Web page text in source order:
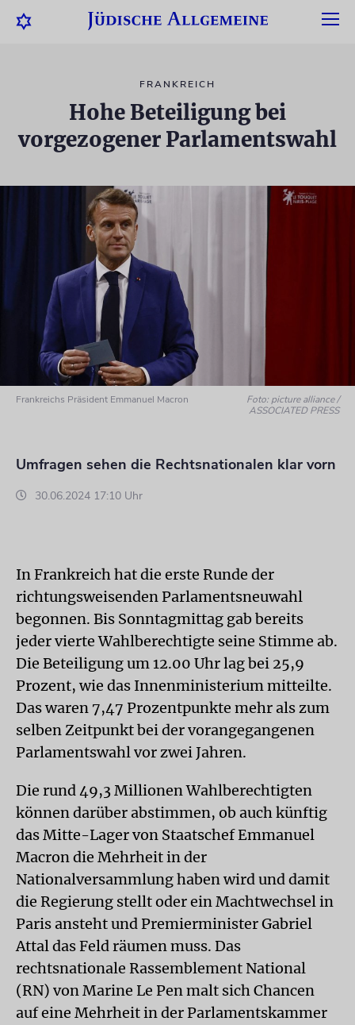
FRANKREICH
Hohe Beteiligung bei
vorgezogener Parlamentswahl
Frankreichs Präsident Emmanuel Macron
Foto: picture alliance /
ASSOCIATED PRESS
Umfragen sehen die Rechtsnationalen klar vorn
30.06.2024 17:10 Uhr
In Frankreich hat die erste Runde der
richtungsweisenden Parlamentsneuwahl
begonnen. Bis Sonntagmittag gab bereits
jeder vierte Wahlberechtigte seine Stimme ab.
Die Beteiligung um 12.00 Uhr lag bei 25,9
Prozent, wie das Innenministerium mitteilte.
Das waren 7,47 Prozentpunkte mehr als zum
selben Zeitpunkt bei der vorangegangenen
Parlamentswahl vor zwei Jahren.
Die rund 49,3 Millionen Wahlberechtigten
können darüber abstimmen, ob auch künftig
das Mitte-Lager von Staatschef Emmanuel
Macron die Mehrheit in der
Nationalversammlung haben wird und damit
die Regierung stellt oder ein Machtwechsel in
Paris ansteht und Premierminister Gabriel
Attal das Feld räumen muss. Das
rechtsnationale Rassemblement National
(RN) von Marine Le Pen malt sich Chancen
auf eine Mehrheit in der Parlamentskammer